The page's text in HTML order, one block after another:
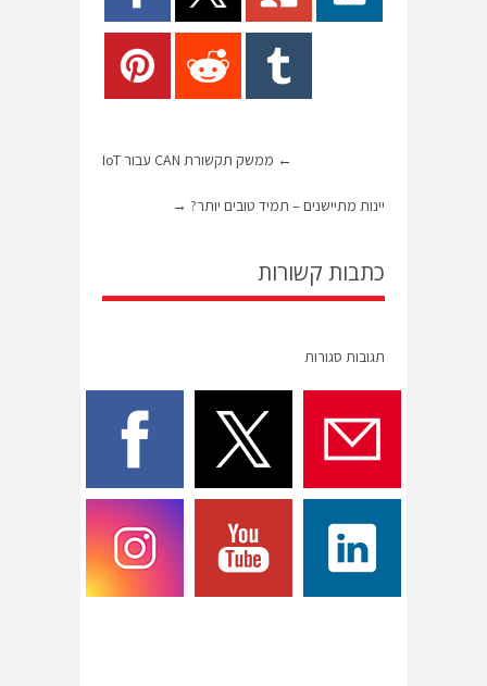
← ממשק תקשורת CAN עבור IoT
יינות מתיישנים – תמיד טובים יותר? →
כתבות קשורות
תגובות סגורות